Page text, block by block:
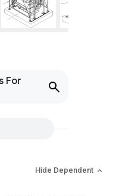
For
Hide Dependent